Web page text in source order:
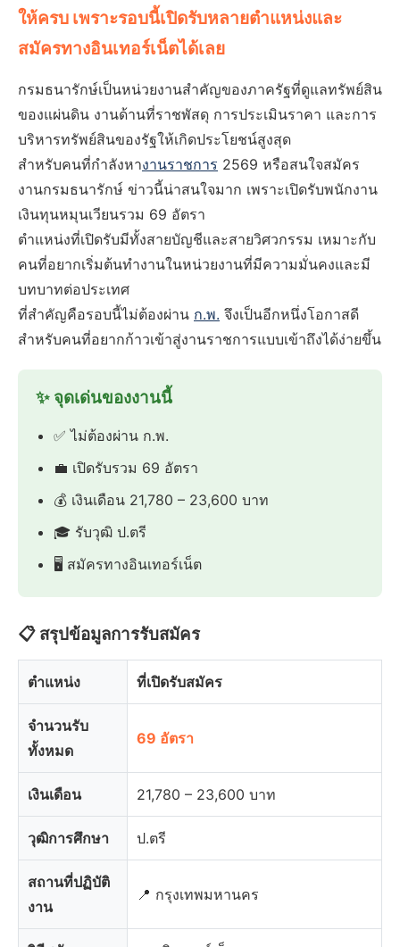
ให้ครบ เพราะรอบนี้เปิดรับหลายตำแหน่งและ
สมัครทางอินเทอร์เน็ตได้เลย
กรมธนารักษ์เป็นหน่วยงานสำคัญของภาครัฐที่ดูแลทรัพย์สิน
ของแผ่นดิน งานด้านที่ราชพัสดุ การประเมินราคา และการ
บริหารทรัพย์สินของรัฐให้เกิดประโยชน์สูงสุด
สำหรับคนที่กำลังหางานราชการ 2569 หรือสนใจสมัคร
งานกรมธนารักษ์ ข่าวนี้น่าสนใจมาก เพราะเปิดรับพนักงาน
เงินทุนหมุนเวียนรวม 69 อัตรา
ตำแหน่งที่เปิดรับมีทั้งสายบัญชีและสายวิศวกรรม เหมาะกับ
คนที่อยากเริ่มต้นทำงานในหน่วยงานที่มีความมั่นคงและมี
บทบาทต่อประเทศ
ที่สำคัญคือรอบนี้ไม่ต้องผ่าน ก.พ. จึงเป็นอีกหนึ่งโอกาสดี
สำหรับคนที่อยากก้าวเข้าสู่งานราชการแบบเข้าถึงได้ง่ายขึ้น
✨ จุดเด่นของงานนี้
✅ ไม่ต้องผ่าน ก.พ.
💼 เปิดรับรวม 69 อัตรา
💰 เงินเดือน 21,780 – 23,600 บาท
🎓 รับวุฒิ ป.ตรี
🖥️ สมัครทางอินเทอร์เน็ต
📋 สรุปข้อมูลการรับสมัคร
ตำแหน่ง ที่เปิดรับสมัคร
จำนวนรับ
ทั้งหมด
69 อัตรา
เงินเดือน 21,780 – 23,600 บาท
วุฒิการศึกษา ป.ตรี
สถานที่ปฏิบัติ
งาน
📍 กรุงเทพมหานคร